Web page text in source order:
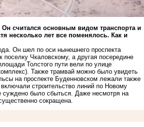
Он считался основным видом транспорта и
несколько лет все поменялось. Как и
Он шел по оси нынешнего проспекта
поселку Чкаловскому, а другая посередине
Толстого пути вели по улице
Также трамвай можно было увидеть
на проспекте Буденновском лежали также
строительство линий по Новому
суждено было сбыться. Даже несмотря на
сокращена.